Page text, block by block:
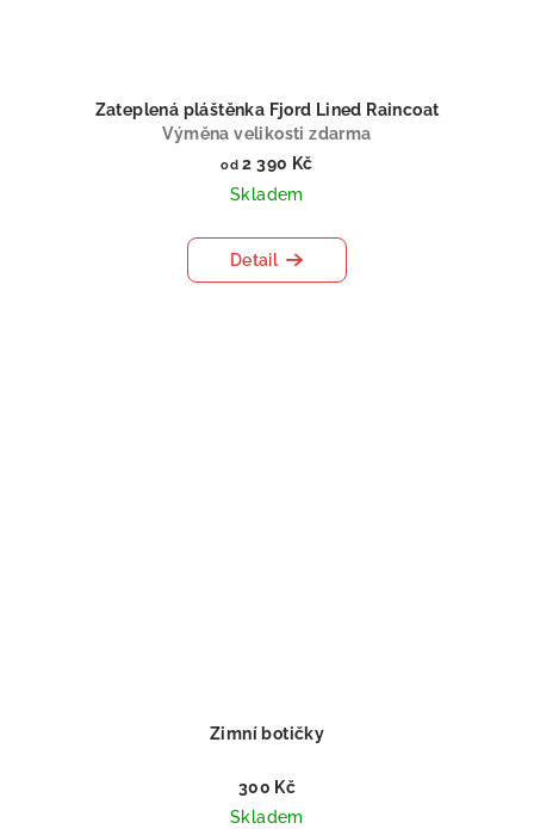
Zateplená pláštěnka Fjord Lined Raincoat
Výměna velikosti zdarma
od 2 390 Kč
Skladem
Detail
Zimní botičky
300 Kč
Skladem